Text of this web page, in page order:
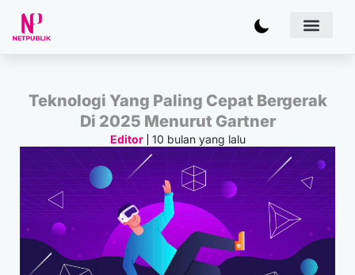
Teknologi Yang Paling Cepat Bergerak
Di 2025 Menurut Gartner
Editor 10 bulan yang lalu